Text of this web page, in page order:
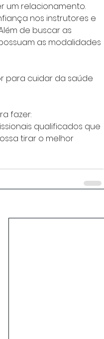
um relacionamento.
nos instrutores e
de buscar as
as modalidades
para cuidar da saúde
fazer:
qualificados que
tirar o melhor